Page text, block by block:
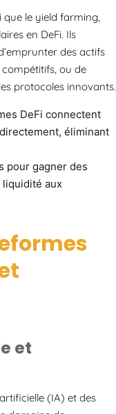
que le yield farming,
en DeFi. Ils
des actifs
ou de
protocoles innovants.
DeFi connectent
éliminant
pour gagner des
liquidité aux
et
(IA) et des